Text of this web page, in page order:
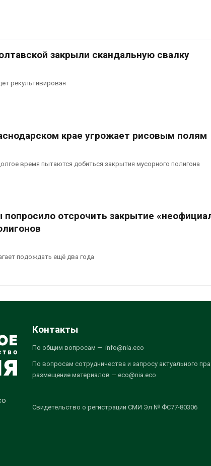
закрыли скандальную свалку
рекультивирован
крае угрожает рисовым полям
время пытаются добиться закрытия мусорного полигона
отсрочить закрытие
подождать ещё два года
Контакты
По общим вопросам — info@nia.eco
По вопросам сотрудничества и запросу актуального
размещение материалов — eco@nia.eco
Свидетельство о регистрации СМИ Эл № ФС77-80306